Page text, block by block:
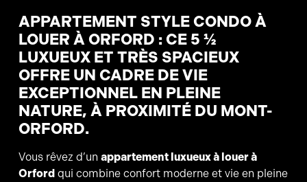
APPARTEMENT STYLE CONDO À
LOUER À ORFORD : CE 5 ½
LUXUEUX ET TRÈS SPACIEUX
OFFRE UN CADRE DE VIE
EXCEPTIONNEL EN PLEINE
NATURE, À PROXIMITÉ DU MONT-
ORFORD.
Vous rêvez d’un appartement luxueux à louer à
Orfordqui combine confort moderne et vie en pleine